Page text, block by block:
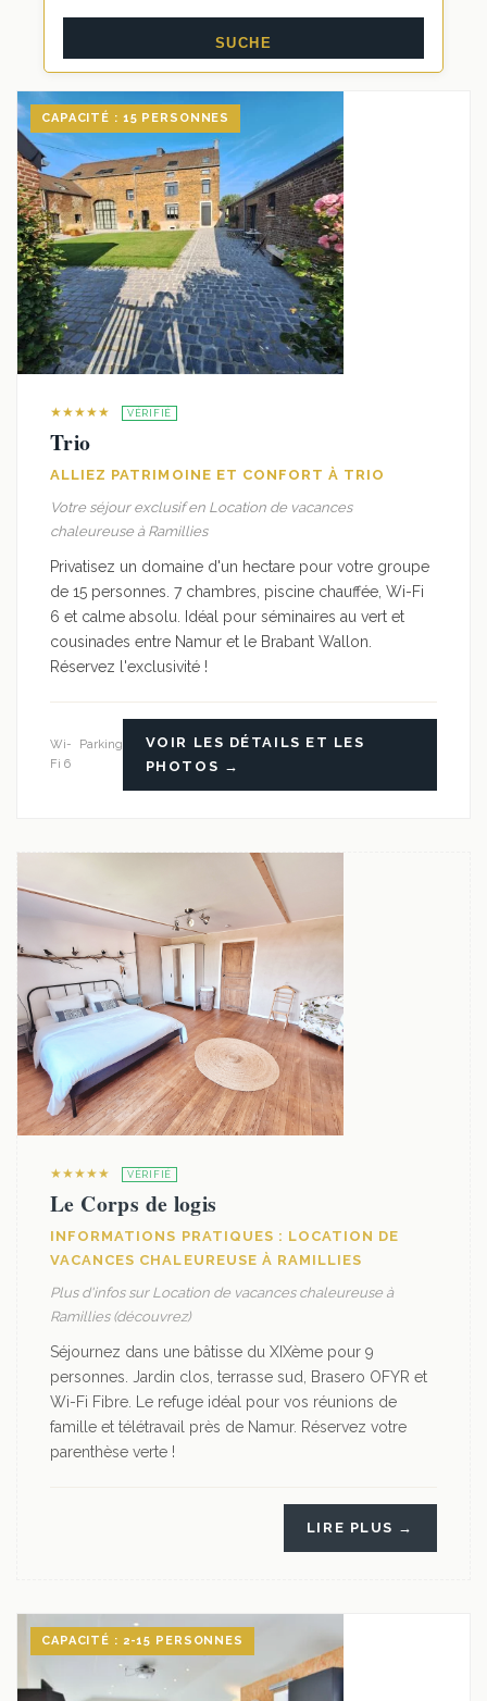
CAPACITÉ : 15 PERSONNES
★★★★★ VÉRIFIÉ
Trio
ALLIEZ PATRIMOINE ET CONFORT À TRIO
Votre séjour exclusif en Location de vacances
chaleureuse à Ramillies
Privatisez un domaine d'un hectare pour votre groupe
de 15 personnes. 7 chambres, piscine chauffée, Wi-Fi
6 et calme absolu. Idéal pour séminaires au vert et
cousinades entre Namur et le Brabant Wallon.
Réservez l'exclusivité !
Wi-
Fi 6
Parking
VOIR LES DÉTAILS ET LES
PHOTOS →
★★★★★ VÉRIFIÉ
Le Corps de logis
INFORMATIONS PRATIQUES : LOCATION DE
VACANCES CHALEUREUSE À RAMILLIES
Plus d'infos sur Location de vacances chaleureuse à
Ramillies (découvrez)
Séjournez dans une bâtisse du XIXème pour 9
personnes. Jardin clos, terrasse sud, Brasero OFYR et
Wi-Fi Fibre. Le refuge idéal pour vos réunions de
famille et télétravail près de Namur. Réservez votre
parenthèse verte !
LIRE PLUS →
CAPACITÉ : 2-15 PERSONNES